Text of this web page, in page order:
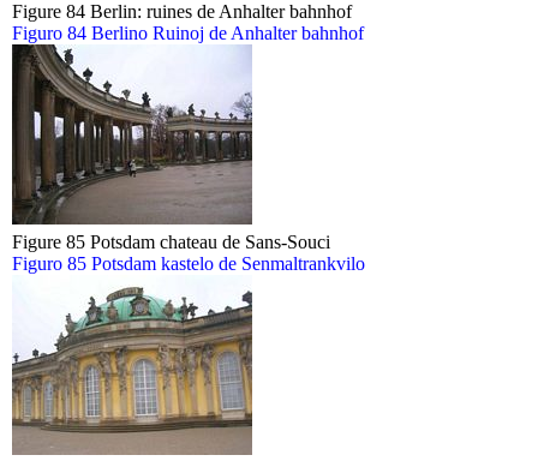
Figure 84 Berlin: ruines de Anhalter bahnhof
Figuro 84 Berlino Ruinoj de Anhalter bahnhof
Figure 85 Potsdam chateau de Sans-Souci
Figuro 85 Potsdam kastelo de Senmaltrankvilo